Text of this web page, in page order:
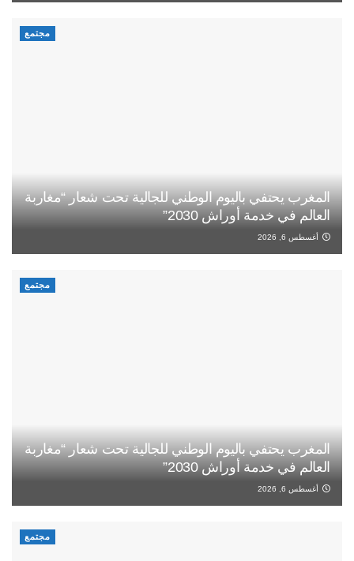
مجتمع
المغرب يحتفي باليوم الوطني للجالية تحت شعار “مغاربة
العالم في خدمة أوراش 2030”
أغسطس 6, 2026
مجتمع
المغرب يحتفي باليوم الوطني للجالية تحت شعار “مغاربة
العالم في خدمة أوراش 2030”
أغسطس 6, 2026
مجتمع